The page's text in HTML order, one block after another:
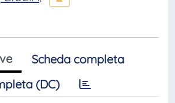
Scheda completa
(DC)